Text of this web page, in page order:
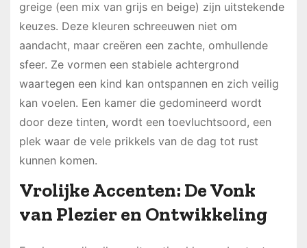
greige (een mix van grijs en beige) zijn uitstekende
keuzes. Deze kleuren schreeuwen niet om
aandacht, maar creëren een zachte, omhullende
sfeer. Ze vormen een stabiele achtergrond
waartegen een kind kan ontspannen en zich veilig
kan voelen. Een kamer die gedomineerd wordt
door deze tinten, wordt een toevluchtsoord, een
plek waar de vele prikkels van de dag tot rust
kunnen komen.
Vrolijke Accenten: De Vonk
van Plezier en Ontwikkeling